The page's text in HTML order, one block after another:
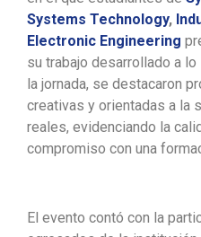
Systems Technology,
Electronic Engineering
su trabajo desarrollado a
la jornada, se destacaron
creativas y orientadas a la
reales, evidenciando la
compromiso con una
El evento contó con la